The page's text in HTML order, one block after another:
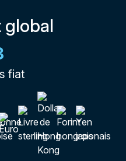
global
fiat